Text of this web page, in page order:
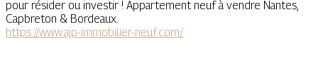
pour résider ou investir ! Appartement neuf à vendre Nantes,
Capbreton & Bordeaux.
https://www.ajp-immobilier-neuf.com/